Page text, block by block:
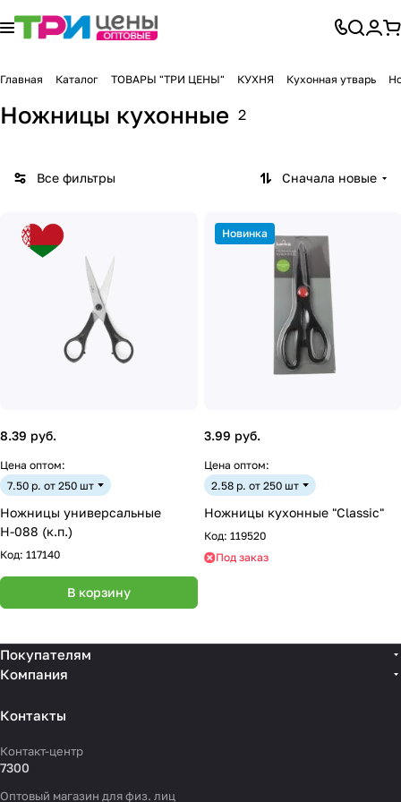
Главная Каталог ТОВАРЫ "ТРИ ЦЕНЫ" КУХНЯ Кухонная утварь
Ножницы кухонные 2
Все фильтры Сначала новые
8.39 руб.
Цена оптом:
7.50 р. от 250 шт
Ножницы универсальные
Н-088 (к.п.)
Код: 117140
В корзину
Новинка
3.99 руб.
Цена оптом:
2.58 р. от 250 шт
Ножницы кухонные "Classic"
Код: 119520
Под заказ
Покупателям
Компания
Контакты
Контакт-центр
7300
Оптовый магазин для физ. лиц